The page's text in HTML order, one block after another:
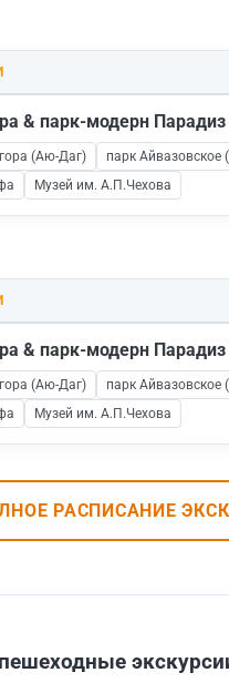
& парк-модерн Парадиз
(Аю-Даг) парк Айвазовское
Музей им. А.П.Чехова
& парк-модерн Парадиз
(Аю-Даг) парк Айвазовское
Музей им. А.П.Чехова
РАСПИСАНИЕ